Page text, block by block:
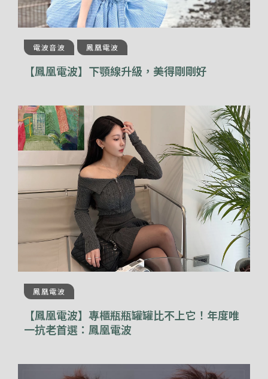
【鳳凰電波】下顎線升級，美得剛剛好
電波音波 鳳凰電波
【鳳凰電波】專櫃瓶瓶罐罐比不上它！年度唯
一抗老首選：鳳凰電波
鳳凰電波